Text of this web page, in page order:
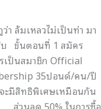
ล้มเหลวไม่เป็นท่า มา
บ ขั้นตอนที่ 1 สมัคร
ป็นสมาชิก Official
35ปอนด์/คน/ปี
มีสิทธิพิเศษเหมือนกัน